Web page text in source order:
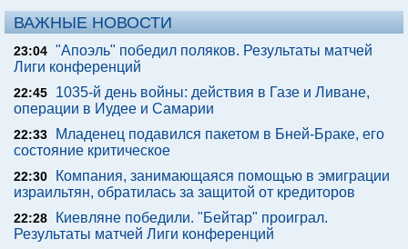
ВАЖНЫЕ НОВОСТИ
23:04 "Апоэль" победил поляков. Результаты матчей
Лиги конференций
22:45
1035-й день войны: действия в Газе и Ливане,
операции в Иудее и Самарии
22:33
Младенец подавился пакетом в Бней-Браке, его
состояние критическое
22:30
Компания, занимающаяся помощью в эмиграции
израильтян, обратилась за защитой от кредиторов
22:28
Киевляне победили. "Бейтар" проиграл.
Результаты матчей Лиги конференций